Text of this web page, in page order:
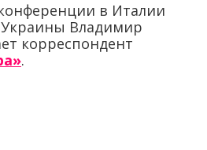
в Италии
Украины Владимир
корреспондент
.